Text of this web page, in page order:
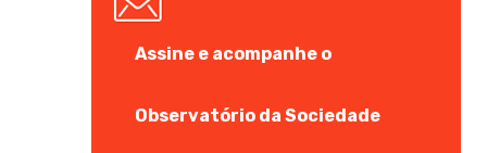
Assine e acompanhe o
Observatório da Sociedade